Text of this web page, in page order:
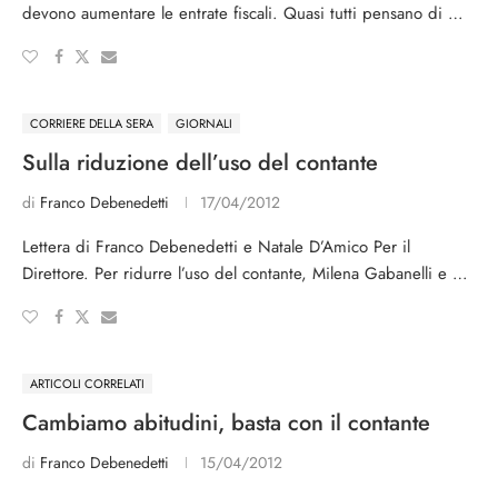
devono aumentare le entrate fiscali. Quasi tutti pensano di …
CORRIERE DELLA SERA GIORNALI
Sulla riduzione dell’uso del contante
di Franco Debenedetti 17/04/2012
Lettera di Franco Debenedetti e Natale D’Amico Per il
Direttore. Per ridurre l’uso del contante, Milena Gabanelli e …
ARTICOLI CORRELATI
Cambiamo abitudini, basta con il contante
di Franco Debenedetti 15/04/2012